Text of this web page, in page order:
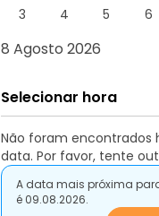
3 4 5 6
8 Agosto 2026
Selecionar hora
Não foram encontrados
data. Por favor, tente
A data mais próxima
é 09.08.2026.